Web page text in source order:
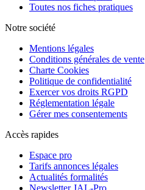
Toutes nos fiches pratiques
Notre société
Mentions légales
Conditions générales de vente
Charte Cookies
Politique de confidentialité
Exercer vos droits RGPD
Réglementation légale
Gérer mes consentements
Accès rapides
Espace pro
Tarifs annonces légales
Actualités formalités
Newsletter JAL-Pro